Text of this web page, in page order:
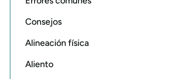
Consejos
Alineación física
Aliento